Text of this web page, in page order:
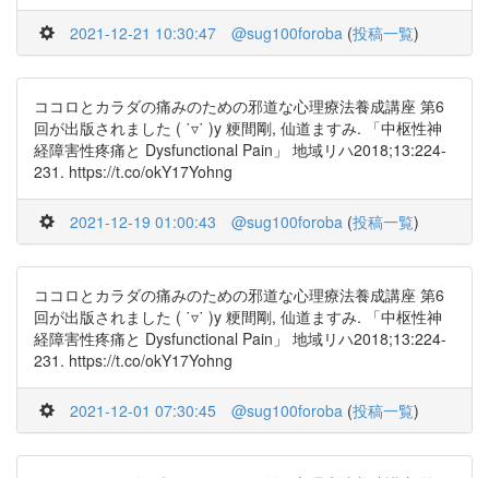
2021-12-21 10:30:47 @sug100foroba (投稿一覧)
ココロとカラダの痛みのための邪道な心理療法養成講座 第6
回が出版されました ( ˙▿˙ )y 粳間剛, 仙道ますみ. 「中枢性神
経障害性疼痛と Dysfunctional Pain」 地域リハ2018;13:224-
231. https://t.co/okY17Yohng
2021-12-19 01:00:43 @sug100foroba (投稿一覧)
ココロとカラダの痛みのための邪道な心理療法養成講座 第6
回が出版されました ( ˙▿˙ )y 粳間剛, 仙道ますみ. 「中枢性神
経障害性疼痛と Dysfunctional Pain」 地域リハ2018;13:224-
231. https://t.co/okY17Yohng
2021-12-01 07:30:45 @sug100foroba (投稿一覧)